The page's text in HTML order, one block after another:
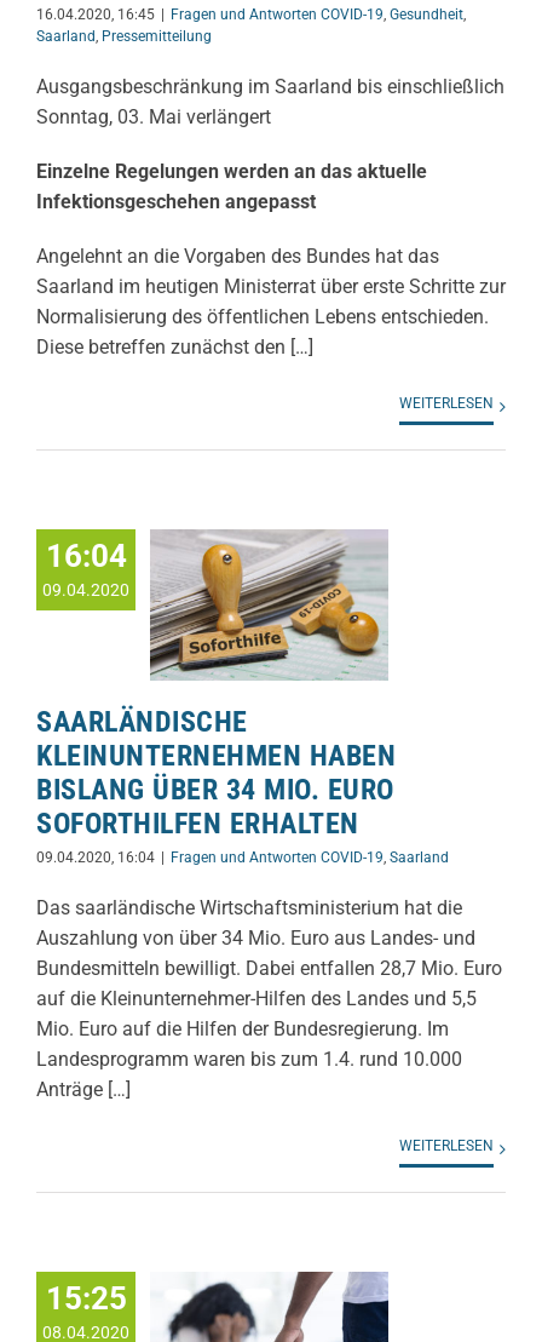
16.04.2020, 16:45 Fragen und Antworten COVID-19, Gesundheit,
Saarland, Pressemitteilung
Ausgangsbeschränkung im Saarland bis einschließlich
Sonntag, 03. Mai verlängert
Einzelne Regelungen werden an das aktuelle
Infektionsgeschehen angepasst
Angelehnt an die Vorgaben des Bundes hat das
Saarland im heutigen Ministerrat über erste Schritte zur
Normalisierung des öffentlichen Lebens entschieden.
Diese betreffen zunächst den […]
WEITERLESEN
16:04
09.04.2020
SAARLÄNDISCHE
KLEINUNTERNEHMEN HABEN
BISLANG ÜBER 34 MIO. EURO
SOFORTHILFEN ERHALTEN
09.04.2020, 16:04 | Fragen und Antworten COVID-19 Saarland
Das saarländische Wirtschaftsministerium hat die
Auszahlung von über 34 Mio. Euro aus Landes- und
Bundesmitteln bewilligt. Dabei entfallen 28,7 Mio. Euro
auf die Kleinunternehmer-Hilfen des Landes und 5,5
Mio. Euro auf die Hilfen der Bundesregierung. Im
Landesprogramm waren bis zum 1.4. rund 10.000
Anträge […]
WEITERLESEN
15:25
08.04.2020